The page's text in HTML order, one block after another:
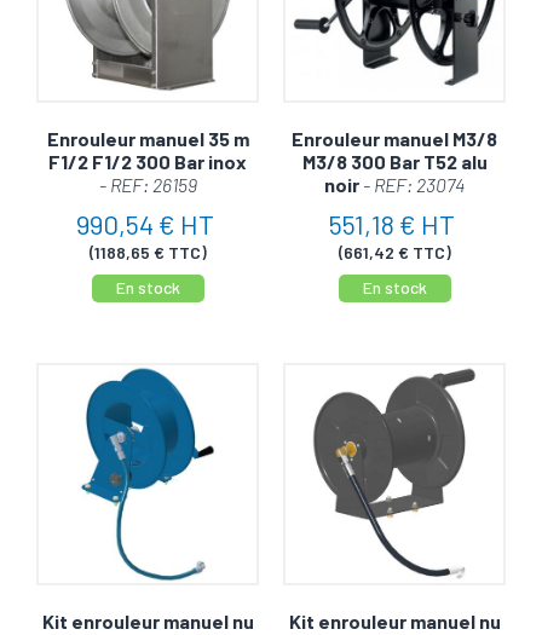
Enrouleur manuel 35 m
F1/2 F1/2 300 Bar inox
- REF: 26159
990,54 € HT
(1188,65 € TTC)
En stock
Enrouleur manuel M3/8
M3/8 300 Bar T52 alu
noir - REF: 23074
551,18 € HT
(661,42 € TTC)
En stock
Kit enrouleur manuel nu
Kit enrouleur manuel nu